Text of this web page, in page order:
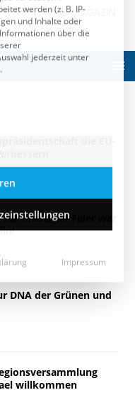
Mauerfall-Feier war
DNA der Grünen und
willkommen
für die eine
Impressum